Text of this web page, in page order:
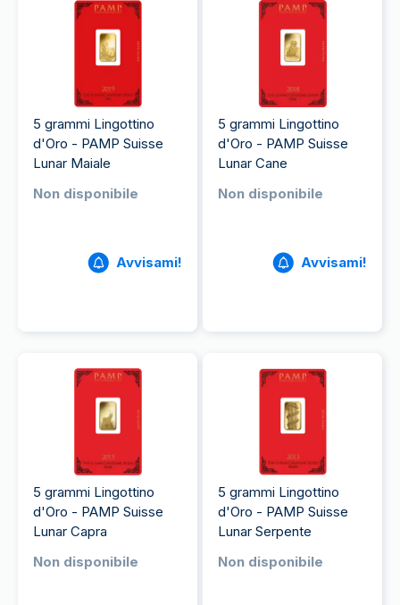
5 grammi Lingottino
d'Oro - PAMP Suisse
Lunar Maiale
Non disponibile
Avvisami!
5 grammi Lingottino
d'Oro - PAMP Suisse
Lunar Cane
Non disponibile
Avvisami!
5 grammi Lingottino
d'Oro - PAMP Suisse
Lunar Capra
Non disponibile
5 grammi Lingottino
d'Oro - PAMP Suisse
Lunar Serpente
Non disponibile